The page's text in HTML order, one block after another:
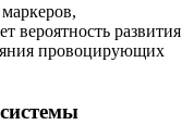
вероятность развития
провоцирующих